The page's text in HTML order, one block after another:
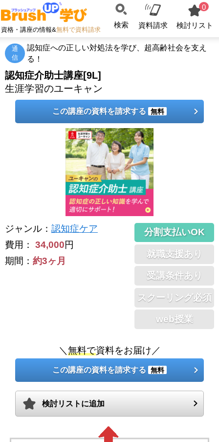
資格・講座の情報&無料で資料請求
検索 資料請求
0
検討リスト
通
信
認知症への正しい対処法を学び、超高齢社会を支え
る！
認知症介助士講座[9L]
生涯学習のユーキャン
この講座の資料を請求する 無料
ジャンル ： 認知症ケア
費用： 34,000円
期間： 約3ヶ月
分割支払いOK
就職支援あり
受講条件あり
スクーリング必須
web授業
＼ 無料で資料をお届け／
この講座の資料を請求する 無料
検討リストに追加